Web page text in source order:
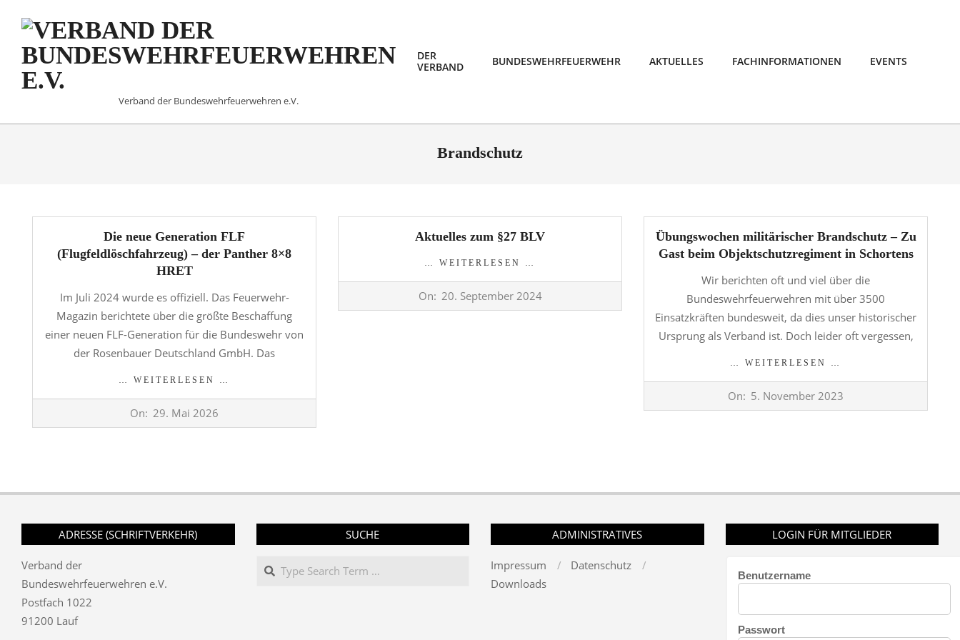
content
VERBAND
DER
Verband der Bundeswehrfeuerwehren e.V.
DER
VERBAND
BUNDESWEHRFEUERWEHR AKTUELLES FACHINFORMATIONEN EVENTS
Brandschutz
Die neue Generation FLF
(Flugfeldlöschfahrzeug) – der Panther 8×8
HRET
Im Juli 2024 wurde es offiziell. Das Feuerwehr-
Magazin berichtete über die größte Beschaffung
einer neuen FLF-Generation für die Bundeswehr von
der Rosenbauer Deutschland GmbH. Das
… WEITERLESEN …
On: 29. Mai 2026
Aktuelles zum §27 BLV
… WEITERLESEN …
On: 20. September 2024
Übungswochen militärischer Brandschutz – Zu
Gast beim Objektschutzregiment in Schortens
Wir berichten oft und viel über die
Bundeswehrfeuerwehren mit über 3500
Einsatzkräften bundesweit, da dies unser historischer
Ursprung als Verband ist. Doch leider oft vergessen,
… WEITERLESEN …
On: 5. November 2023
ADRESSE (SCHRIFTVERKEHR)
Verband der
Bundeswehrfeuerwehren e.V.
Postfach 1022
91200 Lauf
SUCHE
Search
ADMINISTRATIVES
Impressum
Datenschutz
Downloads
LOGIN FÜR MITGLIEDER
Benutzername
Passwort